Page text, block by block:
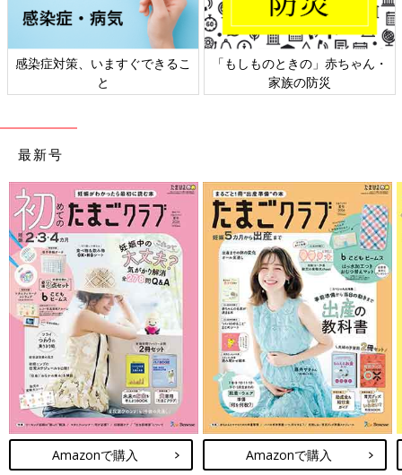
感染症対策、いますぐできるこ
と
「もしものときの」赤ちゃん・
家族の防災
最新号
Amazonで購入 Amazonで購入